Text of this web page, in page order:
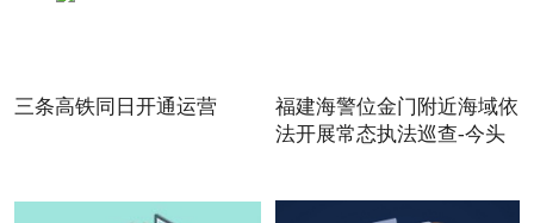
三条高铁同日开通运营
福建海警位金门附近海域依
法开展常态执法巡查-今头